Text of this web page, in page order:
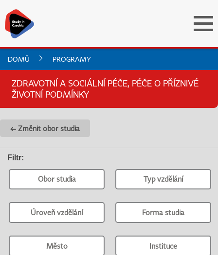
DOMŮ PROGRAMY
ZDRAVOTNÍ A SOCIÁLNÍ PÉČE, PÉČE O PŘÍZNIVÉ
ŽIVOTNÍ PODMÍNKY
← Změnit obor studia
Filtr:
Obor studia Typ vzdělání
Úroveň vzdělání Forma studia
Město Instituce